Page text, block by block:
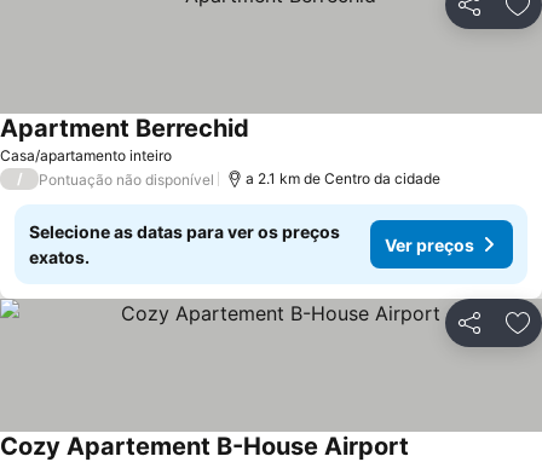
Partilhar
Casa/apartamento inteiro
Apartment Berrechid
/ Pontuação não disponível a 2.1 km de Centro da cidade
Selecione as datas para ver os preços
exatos.
Ver preços
Partilhar
Cozy Apartement B-House Airport